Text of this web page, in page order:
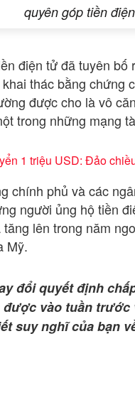
quyên góp tiền
điện tử đã tuyên
thác bằng chứng
được cho là vô
trong những mạng
1 triệu USD: Đảo
chính phủ và các
người ủng hộ tiền
lên trong năm
Mỹ.
đổi quyết định
vào tuần
suy nghĩ của bạn